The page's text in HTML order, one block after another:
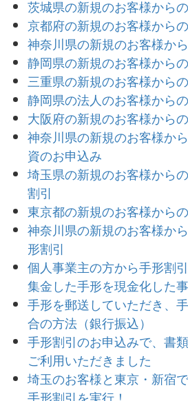
茨城県の新規のお客様から
京都府の新規のお客様から
神奈川県の新規のお客様か
静岡県の新規のお客様から
三重県の新規のお客様から
静岡県の法人のお客様から
大阪府の新規のお客様から
神奈川県の新規のお客様か
資のお申込み
埼玉県の新規のお客様から
割引
東京都の新規のお客様から
神奈川県の新規のお客様か
形割引
個人事業主の方から手形割
集金した手形を現金化した
手形を郵送していただき、
合の方法（銀行振込）
手形割引のお申込みで、書
ご利用いただきました
埼玉のお客様と東京・新宿
手形割引を実行！